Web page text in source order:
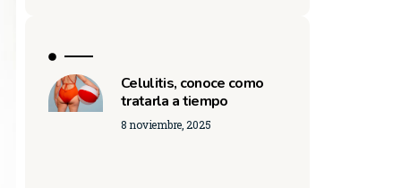
Celulitis, conoce como
tratarla a tiempo
8 noviembre, 2025